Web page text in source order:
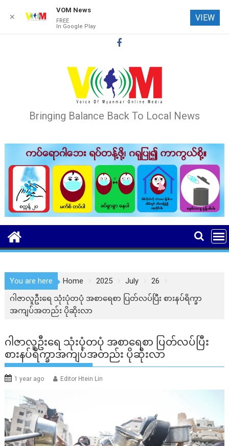
Bringing Balance Back To Local News
You are here Home 2025 July
26
ဂါဇာလူဦးရေ သုံးပုံတပုံ အစာရေစာ ပြတ်လပ်ပြီး စားနပ်ရိက္ခာ
အကျပ်အတည်း ပိုဆိုးလာ
ဂါဇာလူဦးရေ သုံးပုံတပုံ အစာရေစာ ပြတ်လပ်ပြီး
စားနပ်ရိက္ခာအကျပ်အတည်း ပိုဆိုးလာ
1 year ago Editor Htein Lin
✕
VOM News
FREE
In Google Play
VIEW